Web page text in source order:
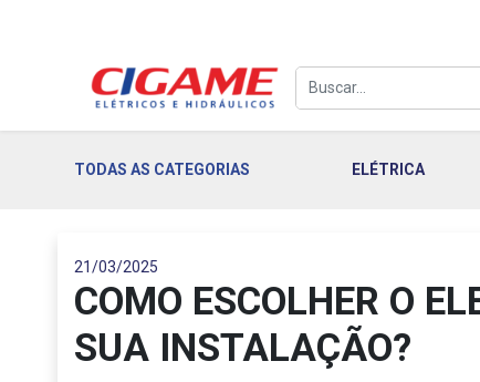
TODAS AS CATEGORIAS ELÉTRICA
21/03/2025
COMO ESCOLHER O
SUA INSTALAÇÃO?